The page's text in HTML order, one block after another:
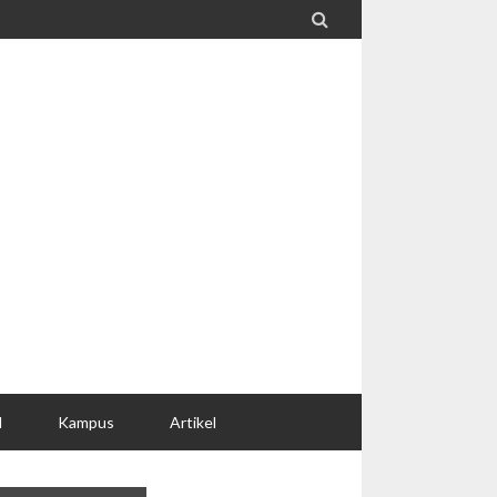

Kampus Artikel